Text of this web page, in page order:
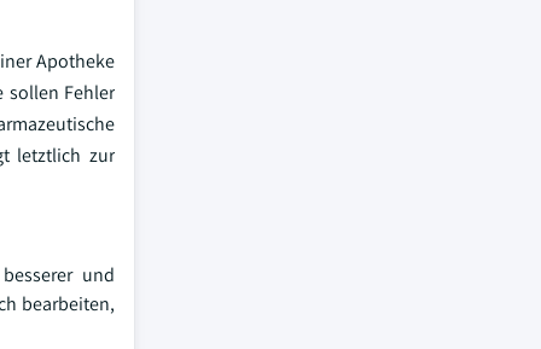
Apotheke
sollen Fehler
letztlich zur
und
bearbeiten,